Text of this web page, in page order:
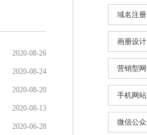
2020-08-26
2020-08-24
2020-08-20
2020-08-13
2020-06-28
域名注册
画册设计
营销型
手机网
微信公